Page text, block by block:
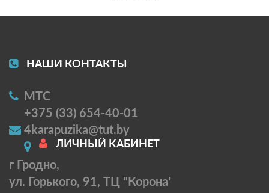
НАШИ КОНТАКТЫ
МТС
+375 (33) 654-40-01
4karapuzika@tut.by
г Гродно,
ул. Горького, 91, ТЦ "Корона'
ЛИЧНЫЙ КАБИНЕТ